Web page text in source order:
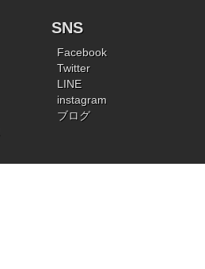
SNS
Facebook
Twitter
LINE
instagram
ブログ